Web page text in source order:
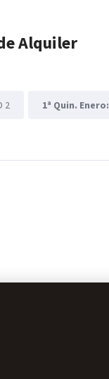
Alquiler
2 1ª Quin. Enero: